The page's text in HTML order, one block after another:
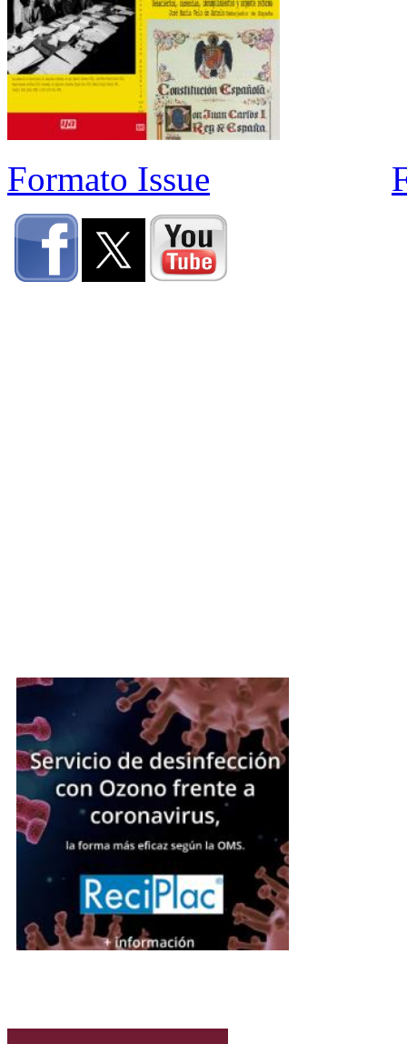
Formato Issue